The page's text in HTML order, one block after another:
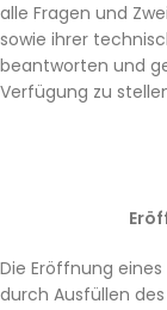
alle Fragen und
sowie ihrer
beantworten und
Verfügung zu
Die Eröffnung
durch Ausfüllen